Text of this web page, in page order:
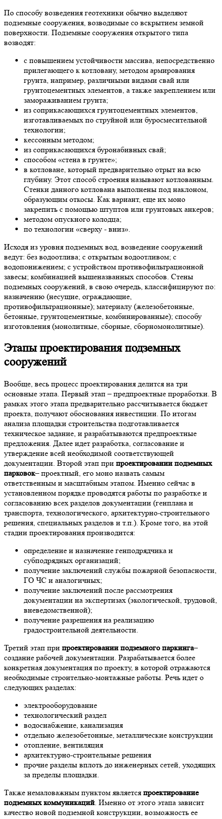
По способу возведения геотехники обычно выделяют
подземные сооружения, возводимые со вскрытием земной
поверхности. Подземные сооружения открытого типа
возводят:
с повышением устойчивости массива, непосредственно
прилегающего к котловану, методом армирования
грунта, например, различными видами свай или
грунтоцементных элементов, а также закреплением или
замораживанием грунта;
из соприкасающихся грунтоцементных элементов,
изготавливаемых по струйной или буросмесительной
технологии;
кессонным методом;
из соприкасающихся буронабивных свай;
способом «стена в грунте»;
в котловане, который предварительно отрыт на всю
глубину. Этот способ строения называют котлованным.
Стенки данного котлована выполнены под наклоном,
образующим откосы. Как вариант, еще их моно
закрепить с помощью штуптов или грунтовых анкеров;
методом опускного колодца;
по технологии «сверху - вниз».
Исходя из уровня подземных вод, возведение сооружений
ведут: без водоотлива; с открытым водоотливом; с
водопонижением; с устройством противофильтрационной
завесы; комбинацией вышеназванных способов. Стены
подземных сооружений, в свою очередь, классифицируют по:
назначению (несущие, ограждающие,
противофильтрационные); материалу (железобетонные,
бетонные, грунтоцементные, комбинированные); способу
изготовления (монолитные, сборные, сборномонолитные).
Этапыпроектирования подземных
сооружений
Вообще, весь процесс проектирования делится на три
основные этапа. Первый этап – предпроектные проработки. В
рамках этого этапа предварительно рассчитывается бюджет
проекта, получают обоснования инвестиции. По итогам
анализа площадки строительства подготавливается
техническое задание, и разрабатываются предпроектные
предложения. Далее идет разработка, согласование и
утверждение всей необходимой соответствующей
документации. Второй этап при проектировании подземных
парковок– проектный, его моно назвать самым
ответственным и масштабным этапом. Именно сейчас в
установленном порядке проводятся работы по разработке и
согласованию всех разделов документации (генплана и
транспорта, технологического, архитектурно-строительного
решения, специальных разделов и т.п.). Кроме того, на этой
стадии проектирования производится:
определение и назначение генподрядчика и
субподрядных организаций;
получение заключений службы пожарной безопасности,
ГО ЧС и аналогичных;
получение заключений после рассмотрения
документации на экспертизах (экологической, трудовой,
вневедомственной);
получение разрешения на реализацию
градостроительной деятельности.
Третий этап при проектировании подземного паркинга–
создание рабочей документации. Разрабатывается более
конкретная документация по проекту, в которой отражаются
необходимые строительно-монтажные работы. Речь идет о
следующих разделах:
электрооборудование
технологический раздел
водоснабжение, канализация
отдельно железобетонные, металлические конструкции
отопление, вентиляция
архитектурно-строительные решения
прочие разделы вплоть до инженерных сетей, уходящих
за пределы площадки.
Также немаловажным пунктом является проектирование
подземных коммуникаций . Именно от этого этапа зависит
качество новой подземной конструкции, возможность ее